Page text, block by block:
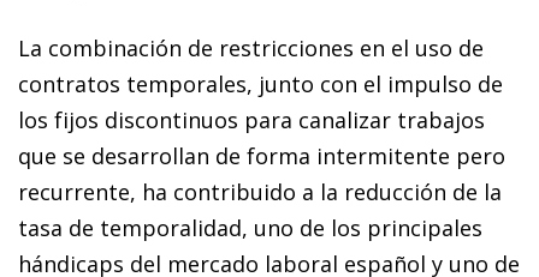
La combinación de restricciones en el uso de
contratos temporales, junto con el impulso de
los fijos discontinuos para canalizar trabajos
que se desarrollan de forma intermitente pero
recurrente, ha contribuido a la reducción de la
tasa de temporalidad, uno de los principales
hándicaps del mercado laboral español y uno de